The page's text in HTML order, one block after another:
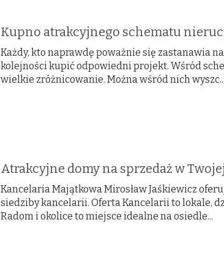
Kupno atrakcyjnego schematu
Każdy, kto naprawdę poważnie się zastanawia
kolejności kupić odpowiedni projekt. Wśród
wielkie zróżnicowanie. Można wśród nich wyszc...
Atrakcyjne domy na sprzedaż w
Kancelaria Majątkowa Mirosław Jaśkiewicz
siedziby kancelarii. Oferta Kancelarii to lokale,
Radom i okolice to miejsce idealne na osiedle...